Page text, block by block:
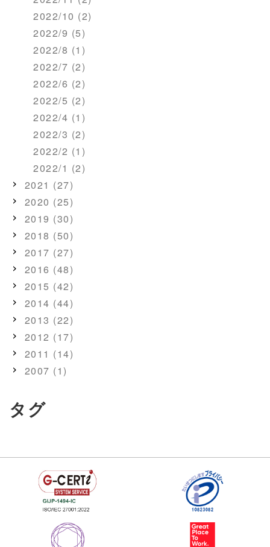
2022/10 (2)
2022/9 (5)
2022/8 (1)
2022/7 (2)
2022/6 (2)
2022/5 (2)
2022/4 (1)
2022/3 (2)
2022/2 (1)
2022/1 (2)
2021 (27)
2020 (25)
2019 (30)
2018 (50)
2017 (27)
2016 (48)
2015 (42)
2014 (44)
2013 (22)
2012 (17)
2011 (14)
2007 (1)
タグ